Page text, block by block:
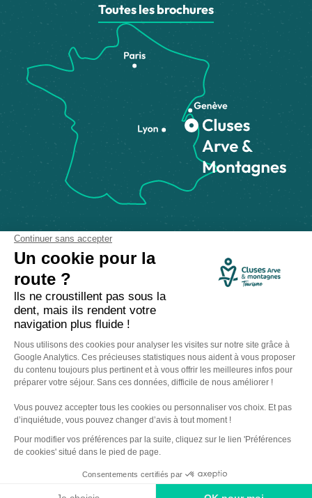
Contact
Toutes les brochures
Comment venir ?
Made with by IRIS Interactive
Mentions légales - Politique de confidentialité
Accessibilité numérique
conditions d'utilisationde Google s'appliquent.